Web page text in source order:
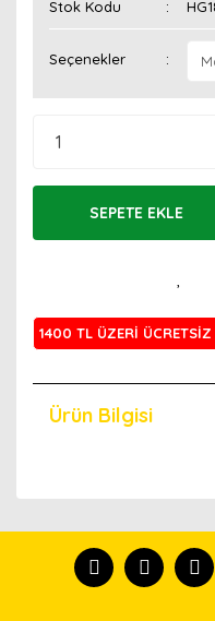
Stok Kodu
Seçenekler
SEPETE EKLE
1400 TL ÜZERİ ÜCRETSİZ
Ürün Bilgisi
formunu kullanarak
Görüş ve önerileriniz